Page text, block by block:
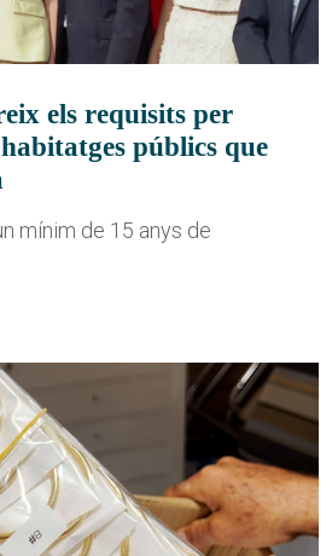
els requisits per
públics que
mínim de 15 anys de